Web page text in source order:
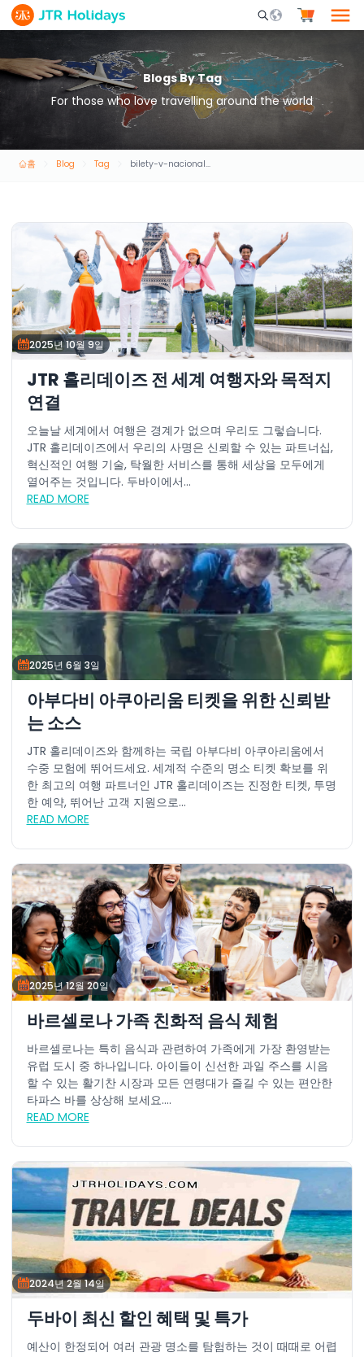
Mobile Search
Blogs By Tag
For those who love travelling around the world
홈 Blog Tag bilety-v-nacionalnyi-akvarium-abu-dabi
2025년 10월 9일
JTR 홀리데이즈 전 세계 여행자와 목적지
연결
오늘날 세계에서 여행은 경계가 없으며 우리도 그렇습니다.
JTR 홀리데이즈에서 우리의 사명은 신뢰할 수 있는 파트너십,
혁신적인 여행 기술, 탁월한 서비스를 통해 세상을 모두에게
열어주는 것입니다. 두바이에서...
READ MORE
2025년 6월 3일
아부다비 아쿠아리움 티켓을 위한 신뢰받
는 소스
JTR 홀리데이즈와 함께하는 국립 아부다비 아쿠아리움에서
수중 모험에 뛰어드세요. 세계적 수준의 명소 티켓 확보를 위
한 최고의 여행 파트너인 JTR 홀리데이즈는 진정한 티켓, 투명
한 예약, 뛰어난 고객 지원으로...
READ MORE
2025년 12월 20일
바르셀로나 가족 친화적 음식 체험
바르셀로나는 특히 음식과 관련하여 가족에게 가장 환영받는
유럽 도시 중 하나입니다. 아이들이 신선한 과일 주스를 시음
할 수 있는 활기찬 시장과 모든 연령대가 즐길 수 있는 편안한
타파스 바를 상상해 보세요....
READ MORE
2024년 2월 14일
두바이 최신 할인 혜택 및 특가
예산이 한정되어 여러 관광 명소를 탐험하는 것이 때때로 어렵